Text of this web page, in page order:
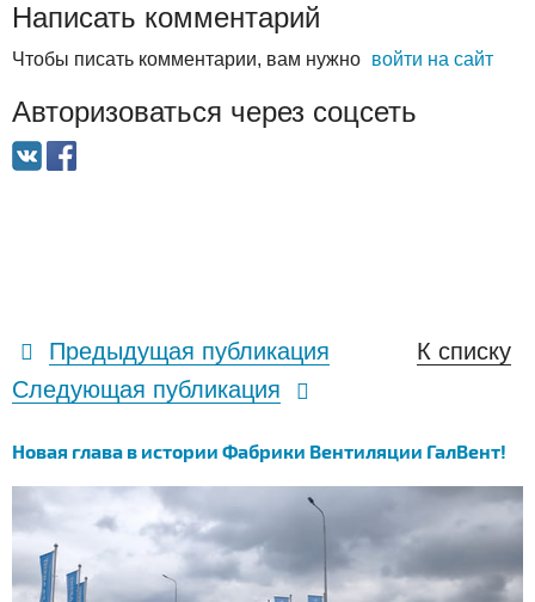
Написать комментарий
Чтобы писать комментарии, вам нужно войти на сайт
Авторизоваться через соцсеть
Предыдущая публикация
К списку
Следующая публикация
Новая глава в истории Фабрики Вентиляции ГалВент!